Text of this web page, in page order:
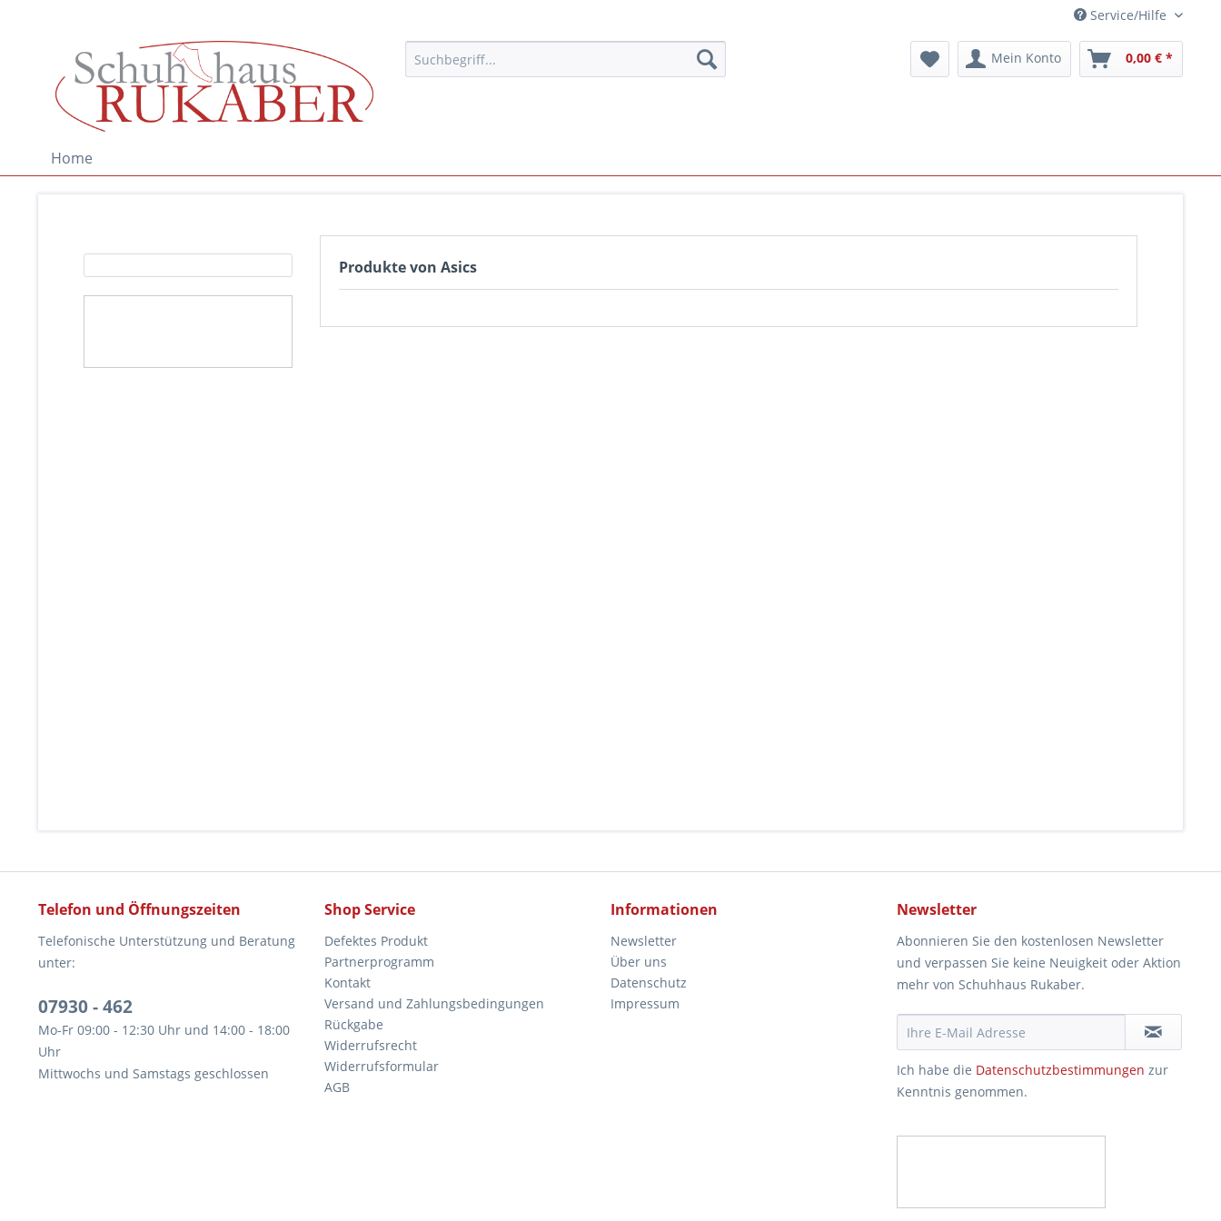
Service/Hilfe
Mein Konto 0,00 € *
Home
Produkte von Asics
Telefon und Öffnungszeiten
Telefonische Unterstützung und Beratung
unter:
07930 - 462
Mo-Fr 09:00 - 12:30 Uhr und 14:00 - 18:00
Uhr
Mittwochs und Samstags geschlossen
Shop Service
Defektes Produkt
Partnerprogramm
Kontakt
Versand und Zahlungsbedingungen
Rückgabe
Widerrufsrecht
Widerrufsformular
AGB
Informationen
Newsletter
Über uns
Datenschutz
Impressum
Newsletter
Abonnieren Sie den kostenlosen Newsletter
und verpassen Sie keine Neuigkeit oder Aktion
mehr von Schuhhaus Rukaber.
Ich habe die Datenschutzbestimmungen zur
Kenntnis genommen.